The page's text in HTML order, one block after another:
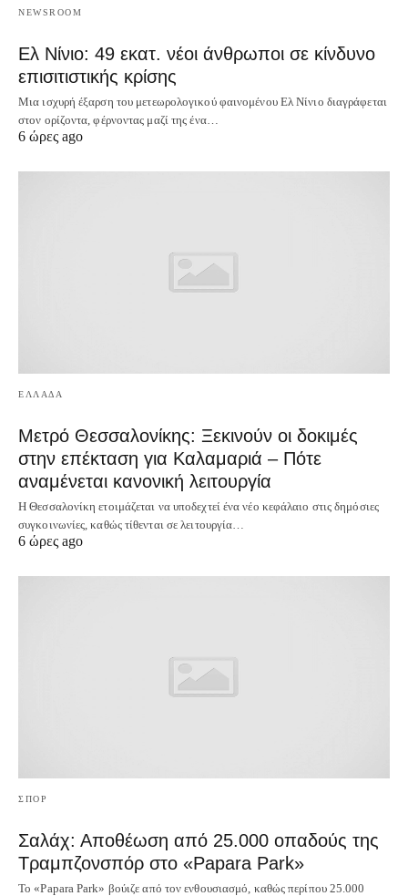
NEWSROOM
Ελ Νίνιο: 49 εκατ. νέοι άνθρωποι σε κίνδυνο
επισιτιστικής κρίσης
Μια ισχυρή έξαρση του μετεωρολογικού φαινομένου Ελ Νίνιο διαγράφεται
στον ορίζοντα, φέρνοντας μαζί της ένα…
6 ώρες ago
ΕΛΛΑΔΑ
Μετρό Θεσσαλονίκης: Ξεκινούν οι δοκιμές
στην επέκταση για Καλαμαριά – Πότε
αναμένεται κανονική λειτουργία
Η Θεσσαλονίκη ετοιμάζεται να υποδεχτεί ένα νέο κεφάλαιο στις δημόσιες
συγκοινωνίες, καθώς τίθενται σε λειτουργία…
6 ώρες ago
ΣΠΟΡ
Σαλάχ: Αποθέωση από 25.000 οπαδούς της
Τραμπζονσπόρ στο «Papara Park»
Το «Papara Park» βούιζε από τον ενθουσιασμό, καθώς περίπου 25.000